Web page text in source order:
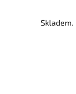
Skladem.